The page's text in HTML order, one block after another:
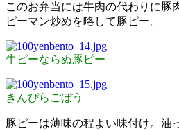
このお弁当には牛肉の代わりに豚
ピーマン炒めを略して豚ピー。
牛ピーならぬ豚ピー
きんぴらごぼう
豚ピーは薄味の程よい味付け。油